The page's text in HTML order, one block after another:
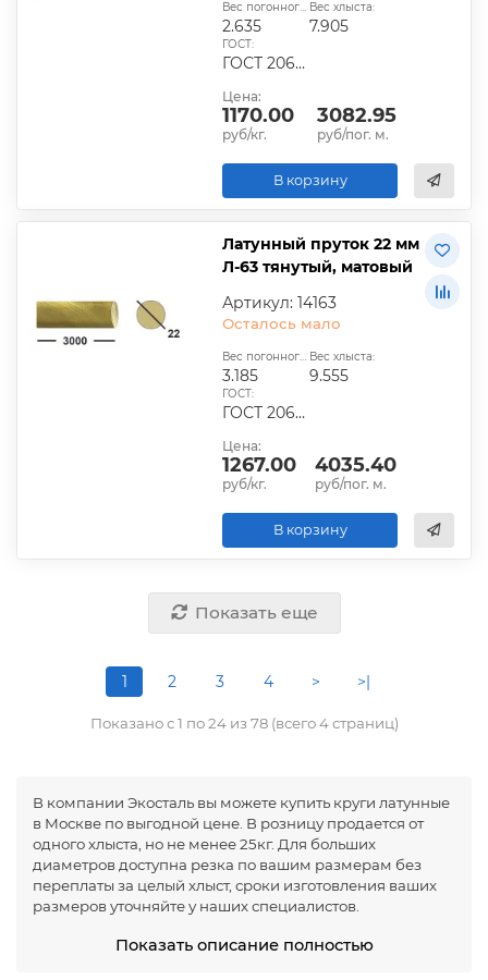
Вес погонного метра, кг:
2.635
Вес хлыста:
7.905
ГОСТ:
ГОСТ 2060-2006, ГОСТ Р 52597-2006, ГОСТ 15527-2049
Цена:
1170.00
руб/кг.
3082.95
руб/пог. м.
В корзину
Латунный пруток 22 мм
Л-63 тянутый, матовый
Артикул: 14163
Осталось мало
Вес погонного метра, кг:
3.185
Вес хлыста:
9.555
ГОСТ:
ГОСТ 2060-2006, ГОСТ Р 52597-2006, ГОСТ 15527-2016
Цена:
1267.00
руб/кг.
4035.40
руб/пог. м.
В корзину
Показать еще
1 2 3 4 > >|
Показано с 1 по 24 из 78 (всего 4 страниц)
В компании Экосталь вы можете купить круги латунные
в Москве по выгодной цене. В розницу продается от
одного хлыста, но не менее 25кг. Для больших
диаметров доступна резка по вашим размерам без
переплаты за целый хлыст, сроки изготовления ваших
размеров уточняйте у наших специалистов.
Круг латунный – сортовой прокат круглого сечения,
Показать описание полностью